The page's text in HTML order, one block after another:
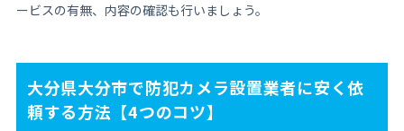
ービスの有無、内容の確認も行いましょう。
大分県大分市で防犯カメラ設置業者に安く依
頼する方法【4つのコツ】